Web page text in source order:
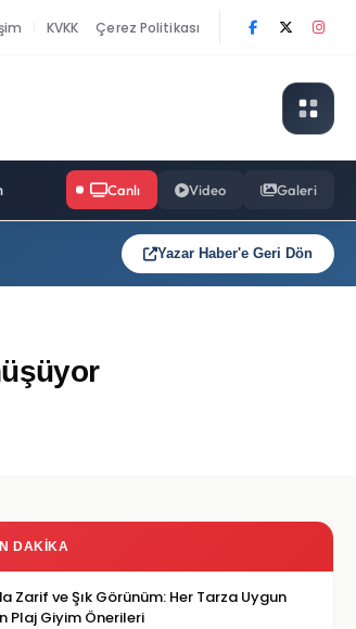
KVKK Çerez Politikası
Canlı Video Galeri
Yazar Haber'e Geri Dön
DAKIKA
Zarif ve Şık Görünüm: Her Tarza Uygun
Plaj Giyim Önerileri